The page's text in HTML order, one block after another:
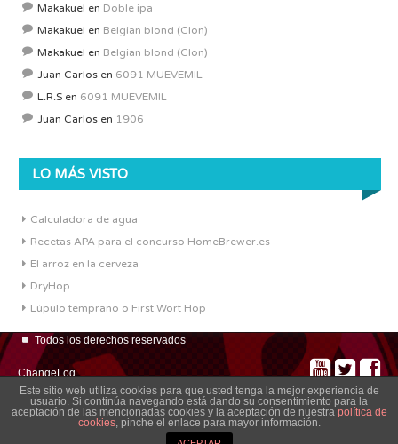
Makakuel en Doble ipa
Makakuel en Belgian blond (Clon)
Makakuel en Belgian blond (Clon)
Juan Carlos en 6091 MUEVEMIL
L.R.S en 6091 MUEVEMIL
Juan Carlos en 1906
LO MÁS VISTO
Calculadora de agua
Recetas APA para el concurso HomeBrewer.es
El arroz en la cerveza
DryHop
Lúpulo temprano o First Wort Hop
Todos los derechos reservados
ChangeLog
Este sitio web utiliza cookies para que usted tenga la mejor experiencia de
usuario. Si continúa navegando está dando su consentimiento para la
aceptación de las mencionadas cookies y la aceptación de nuestra política de
cookies, pinche el enlace para mayor información.